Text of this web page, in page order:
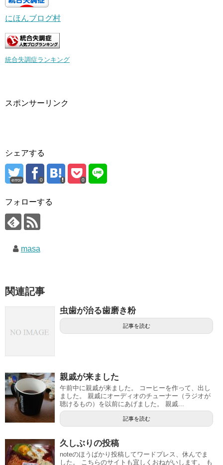
にほんブログ村
統合失調症ランキング
スポンサーリンク
シェアする
error 0 0
フォローする
masa
関連記事
虫歯が治る歯磨き粉
記事を読む
親戚が来ました
午前中に親戚が来ました。 コーヒーを作って、出し
ました。 親戚にオーディオのチューナー（ラジオが
聴けるもの）を以前にあげました。 親戚...
記事を読む
久しぶりの投稿
noteのほうばかり投稿してワードプレス、休んでま
した。 こちらのサイトも宜しくおねがいします。 も